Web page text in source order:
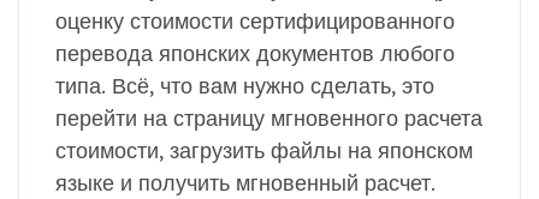
оценку стоимости сертифицированного
перевода японских документов любого
типа. Всё, что вам нужно сделать, это
перейти на страницу мгновенного расчета
стоимости, загрузить файлы на японском
языке и получить мгновенный расчет.